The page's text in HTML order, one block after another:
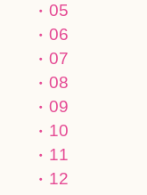
05
06
07
08
09
10
11
12